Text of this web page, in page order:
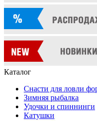
Каталог
Снасти для ловли
Зимняя рыбалка
Удочки и спиннинги
Катушки